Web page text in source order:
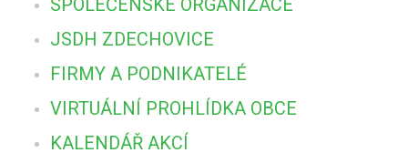
SPOLEČENSKÉ ORGANIZACE
JSDH ZDECHOVICE
FIRMY A PODNIKATELÉ
VIRTUÁLNÍ PROHLÍDKA OBCE
KALENDÁŘ AKCÍ